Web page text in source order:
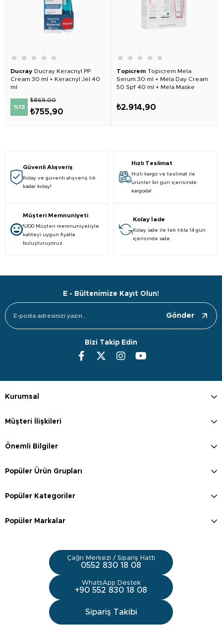
★ ★ ★ ★ ★
Ducray Ducray Keracnyl PP
Cream 30 ml + Keracnyl Jel 40
ml
%13
₺755,90
₺869,00
★ ★ ★ ★ ★
Topicrem Topicrem Mela
Serum 30 ml + Mela Day Cream
50 Spf 40 ml + Mela Maske
₺2.914,90
Güvenli Alışveriş
Kolay ve güvenli alışveriş tık
kadar kolay!
Hızlı Teslimat
Hızlı kargo ve teslimat ile
ürünler bir gün içerisinde
kargoda!
Müşteri Memnuniyeti
%100 Müşteri memnuniyetiyle
kaliteyi uygun fiyatla
buluşturuyoruz.
Kolay İade
Kolay iade ile tek tıkla 14 gün
içerisinde iade.
E - Bültenimize Kayıt Olun!
Gönder
Bizi Takip Edin
Kurumsal
Müşteri İlişkileri
Önemli Bilgiler
Popüler Ürün Grupları
Popüler Kategoriler
Popüler Markalar
Çağrı Merkezi / Sipariş Hattı
0552 830 18 08
WhatsApp Destek
+90 552 830 18 08
Sipariş Takibi